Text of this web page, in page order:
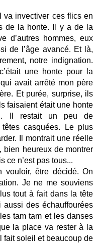
va invectiver ces flics en
de la honte. Il y a de la
d’autres hommes, eux
de l’âge avancé. Et là,
notre indignation.
une honte pour la
avait arrêté mon père
Et purée, surprise, ils
faisaient était une honte
Il restait un peu de
casquées. Le plus
Il montrait une réelle
bien heureux de montrer
ce n’est pas tous...
vouloir, être décidé. On
Je ne me souviens
tout à fait dans la tête
des échauffourées
tam tam et les danses
la place va rester à la
fait soleil et beaucoup de